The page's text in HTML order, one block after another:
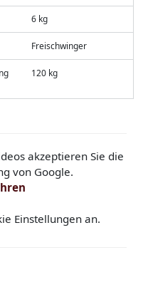
6 kg
Freischwinger
120 kg
akzeptieren Sie die
von Google.
Einstellungen an.